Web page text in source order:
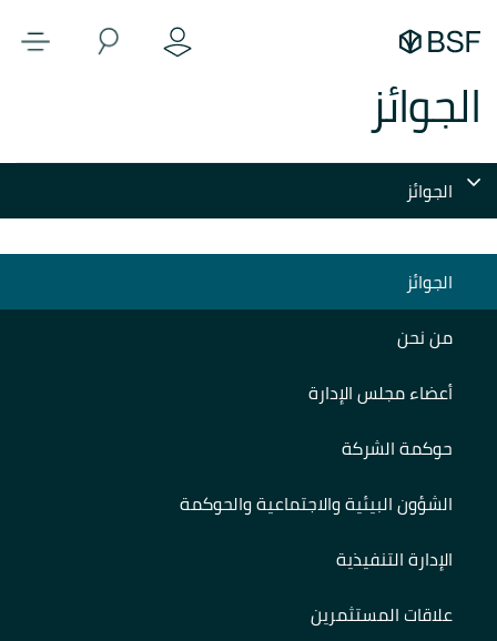
الجوائز
الجوائز
الجوائز
من نحن
أعضاء مجلس الإدارة
حوكمة الشركة
الشؤون البيئية والاجتماعية والحوكمة
الإدارة التنفيذية
علاقات المستثمرين